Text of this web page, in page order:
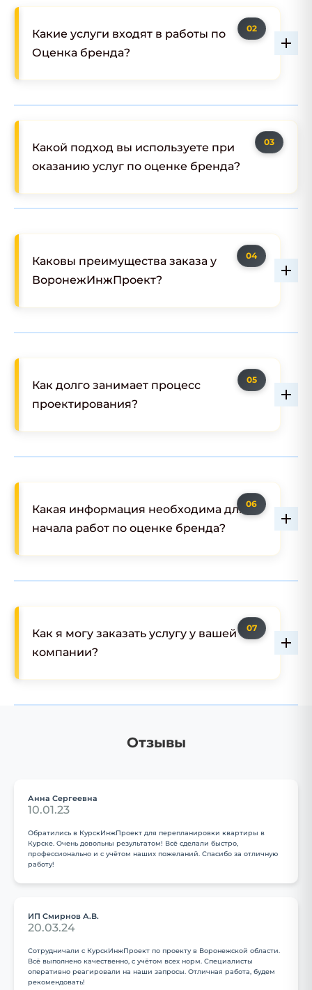
Какие услуги входят в работы по
Оценка бренда?
Какой подход вы используете при
оказанию услуг по оценке бренда?
Каковы преимущества заказа у
ВоронежИнжПроект?
Как долго занимает процесс
проектирования?
Какая информация необходима для
начала работ по оценке бренда?
Как я могу заказать услугу у вашей
компании?
Отзывы
Анна Сергеевна
10.01.23
Обратились в КурскИнжПроект для перепланировки квартиры в
Курске. Очень довольны результатом! Всё сделали быстро,
профессионально и с учётом наших пожеланий. Спасибо за отличную
работу!
ИП Смирнов А.В.
20.03.24
Сотрудничали с КурскИнжПроект по проекту в Воронежской области.
Всё выполнено качественно, с учётом всех норм. Специалисты
оперативно реагировали на наши запросы. Отличная работа, будем
рекомендовать!